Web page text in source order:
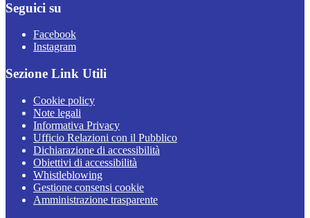
Seguici su
Facebook
Instagram
Sezione Link Utili
Cookie policy
Note legali
Informativa Privacy
Ufficio Relazioni con il Pubblico
Dichiarazione di accessibilità
Obiettivi di accessibilità
Whistleblowing
Gestione consensi cookie
Amministrazione trasparente